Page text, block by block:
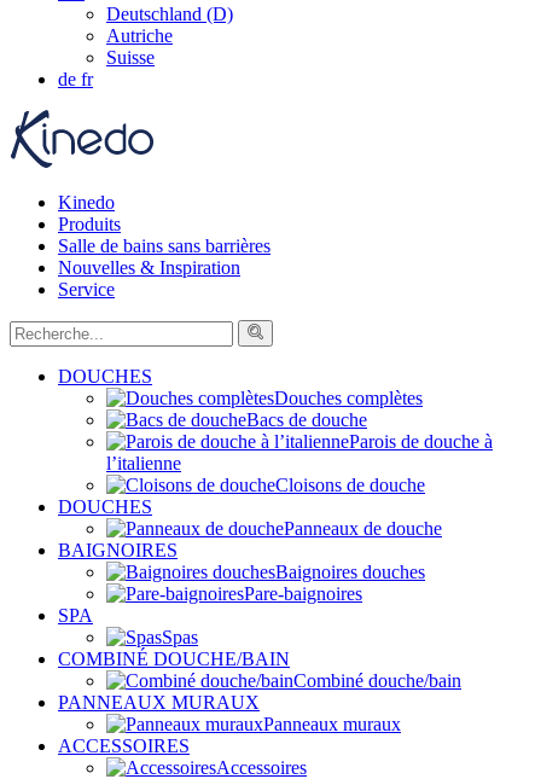
Deutschland (D)
Autriche
Suisse
de fr
Kinedo
Produits
Salle de bains sans barrières
Nouvelles & Inspiration
Service
DOUCHES
Douches complètes
Bacs de douche
Parois de douche à
l’italienne
Cloisons de douche
DOUCHES
Panneaux de douche
BAIGNOIRES
Baignoires douches
Pare-baignoires
SPA
Spas
COMBINÉ DOUCHE/BAIN
Combiné douche/bain
PANNEAUX MURAUX
Panneaux muraux
ACCESSOIRES
Accessoires